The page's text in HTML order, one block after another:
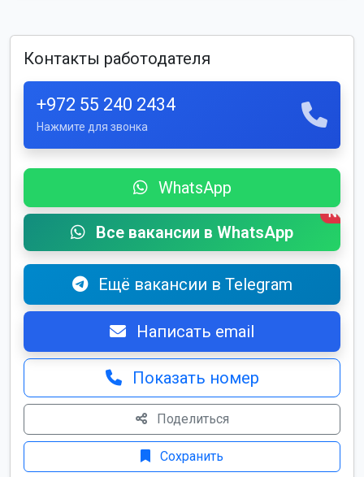
Контакты работодателя
+972 55 240 2434
Нажмите для звонка
WhatsApp
Все вакансии в WhatsApp
New
Ещё вакансии в Telegram
Написать email
Показать номер
Поделиться
Сохранить